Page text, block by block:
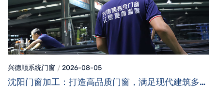
兴德顺系统门窗 2026-08-05
沈阳门窗加工：打造高品质门窗，满足现代建筑多元